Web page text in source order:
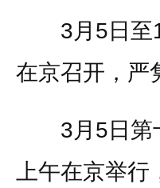
3月5日至16
在京召开，严
3月5日第十
上午在京举